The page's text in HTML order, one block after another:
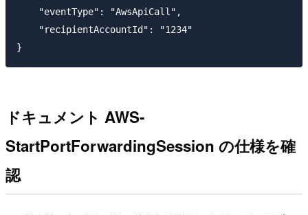
    "eventType": "AwsApiCall",
    "recipientAccountId": "1234"
ドキュメント AWS-
StartPortForwardingSession の仕様を確
認